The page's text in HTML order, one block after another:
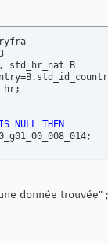
IS NULL THEN
donnée